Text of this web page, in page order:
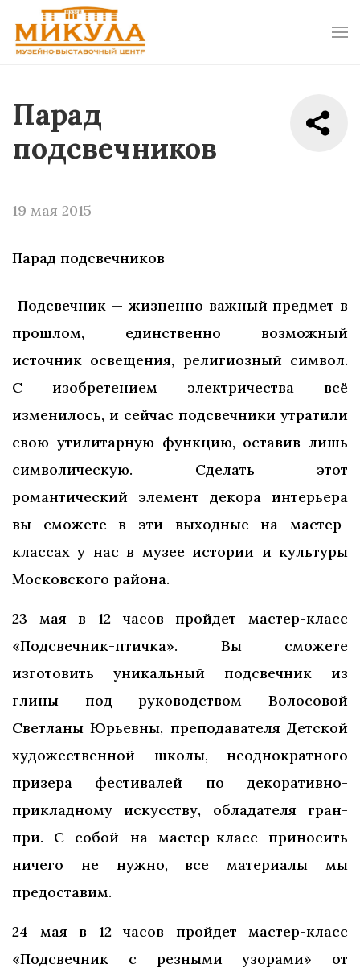
Парад
подсвечников
19 мая 2015
Парад подсвечников
Подсвечник — жизненно важный предмет в
прошлом, единственно возможный
источник освещения, религиозный символ.
С изобретением электричества всё
изменилось, и сейчас подсвечники утратили
свою утилитарную функцию, оставив лишь
символическую. Сделать этот
романтический элемент декора интерьера
вы сможете в эти выходные на мастер-
классах у нас в музее истории и культуры
Московского района.
23 мая в 12 часов пройдет мастер-класс
«Подсвечник-птичка». Вы сможете
изготовить уникальный подсвечник из
глины под руководством Волосовой
Светланы Юрьевны, преподавателя Детской
художественной школы, неоднократного
призера фестивалей по декоративно-
прикладному искусству, обладателя гран-
при. С собой на мастер-класс приносить
ничего не нужно, все материалы мы
предоставим.
24 мая в 12 часов пройдет мастер-класс
«Подсвечник с резными узорами» от